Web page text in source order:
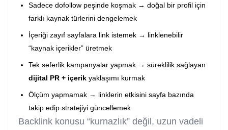
Sadece dofollow peşinde koşmak → doğal bir profil için
farklı kaynak türlerini dengelemek
İçeriği zayıf sayfalara link istemek → linklenebilir
“kaynak içerikler” üretmek
Tek seferlik kampanyalar yapmak → süreklilik sağlayan
dijital PR + içerik yaklaşımı kurmak
Ölçüm yapmamak → linklerin etkisini sayfa bazında
takip edip stratejiyi güncellemek
Backlink konusu “kurnazlık” değil, uzun vadeli